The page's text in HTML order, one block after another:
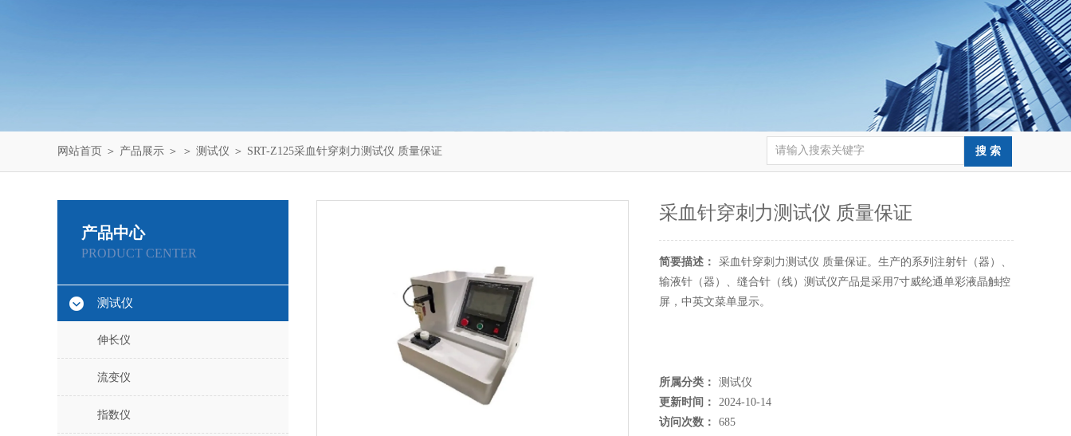
网站首页 ＞ 产品展示 ＞ ＞ 测试仪 ＞ SRT-Z125采血针穿刺力测试仪 质量保证
产品中心
PRODUCT CENTER
测试仪
伸长仪
流变仪
指数仪
采血针穿刺力测试仪 质量保证
简要描述：
采血针穿刺力测试仪 质量保证。生产的系列注射针（器）、
输液针（器）、缝合针（线）测试仪产品是采用7寸威纶通单彩液晶触控
屏，中英文菜单显示。
所属分类：
测试仪
更新时间：
2024-10-14
访问次数：
685